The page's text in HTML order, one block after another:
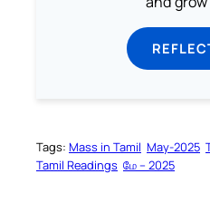
Tags: Mass in Tamil May-2025
Tamil Readings மே – 2025